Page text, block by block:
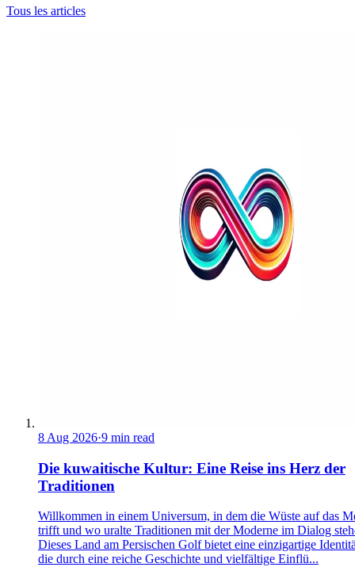
Tous les articles
8 Aug 2026·9 min read
Die kuwaitische Kultur: Eine Reise ins Herz der
Traditionen
Willkommen in einem Universum, in dem die Wüste auf das
trifft und wo uralte Traditionen mit der Moderne im Dialog
Dieses Land am Persischen Golf bietet eine einzigartige
die durch eine reiche Geschichte und vielfältige Einflü...